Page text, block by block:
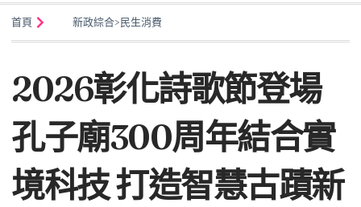
首頁 新政綜合>民生消費
2026彰化詩歌節登場
孔子廟300周年結合實
境科技 打造智慧古蹟新